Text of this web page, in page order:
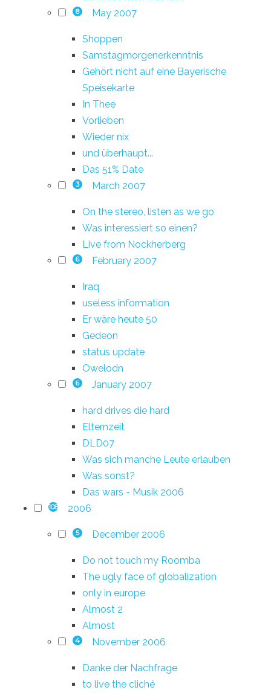
8 May 2007
Shoppen
Samstagmorgenerkenntnis
Gehört nicht auf eine Bayerische
Speisekarte
In Thee
Vorlieben
Wieder nix
und überhaupt...
Das 51% Date
3 March 2007
On the stereo, listen as we go
Was interessiert so einen?
Live from Nockherberg
6 February 2007
Iraq
useless information
Er wäre heute 50
Gedeon
status update
Owelodn
6 January 2007
hard drives die hard
Elternzeit
DLD07
Was sich manche Leute erlauben
Was sonst?
Das wars - Musik 2006
108 2006
5 December 2006
Do not touch my Roomba
The ugly face of globalization
only in europe
Almost 2
Almost
4 November 2006
Danke der Nachfrage
to live the cliché